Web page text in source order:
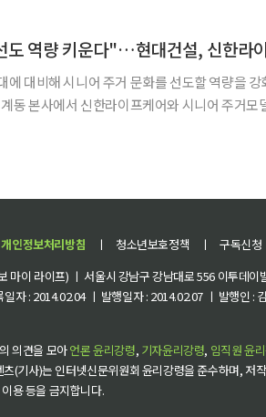
비해 시니어 주거 문화를 선도할 역량을 강화한다.
동 본사에서 신한라이프케어와 시니어 주거모
개인정보처리방침 ㅣ 청소년보호정책 ㅣ 구독신청
마이 라이프) ㅣ 서울시 강남구 강남대로 556 이투데
자 : 2014.02.04 ㅣ 발행일자 : 2014.02.07 ㅣ 발행인 :
의견을 모아언론 윤리강령, 기자윤리강령, 임직원 윤
(기사)는 인터넷신문위원회 윤리강령을 준수하며, 저
용 등을 금지합니다.